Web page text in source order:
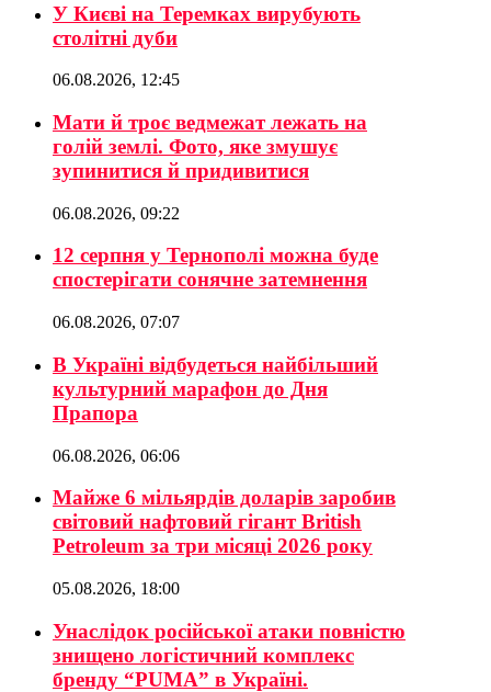
У Києві на Теремках вирубують
столітні дуби
06.08.2026, 12:45
Мати й троє ведмежат лежать на
голій землі. Фото, яке змушує
зупинитися й придивитися
06.08.2026, 09:22
12 серпня у Тернополі можна буде
спостерігати сонячне затемнення
06.08.2026, 07:07
В Україні відбудеться найбільший
культурний марафон до Дня
Прапора
06.08.2026, 06:06
Майже 6 мільярдів доларів заробив
світовий нафтовий гігант British
Petroleum за три місяці 2026 року
05.08.2026, 18:00
Унаслідок російської атаки повністю
знищено логістичний комплекс
бренду “PUMA” в Україні.